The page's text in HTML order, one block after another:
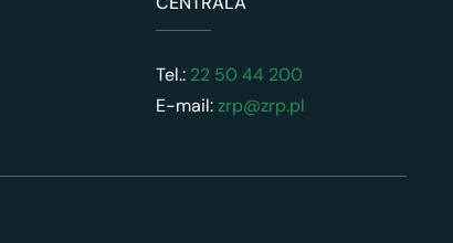
Tel.:22 50 44 200
E-mail:zrp@zrp.pl